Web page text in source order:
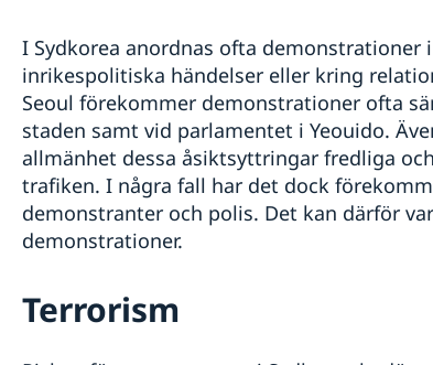
I Sydkorea anordnas ofta
inrikespolitiska händelser eller kring
Seoul förekommer demonstrationer ofta
staden samt vid parlamentet i Yeouido.
allmänhet dessa åsiktsyttringar fredliga
trafiken. I några fall har det dock
demonstranter och polis. Det kan därför
demonstrationer.
Terrorism